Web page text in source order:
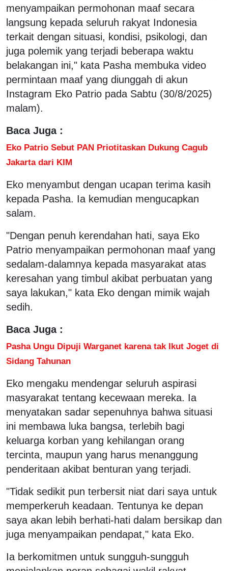
menyampaikan permohonan maaf secara
langsung kepada seluruh rakyat Indonesia
terkait dengan situasi, kondisi, psikologi, dan
juga polemik yang terjadi beberapa waktu
belakangan ini," kata Pasha membuka video
permintaan maaf yang diunggah di akun
Instagram Eko Patrio pada Sabtu (30/8/2025)
malam).
Baca Juga :
Eko Patrio Sebut PAN Priotitaskan Dukung Cagub
Jakarta dari KIM
Eko menyambut dengan ucapan terima kasih
kepada Pasha. Ia kemudian mengucapkan
salam.
"Dengan penuh kerendahan hati, saya Eko
Patrio menyampaikan permohonan maaf yang
sedalam-dalamnya kepada masyarakat atas
keresahan yang timbul akibat perbuatan yang
saya lakukan," kata Eko dengan mimik wajah
sedih.
Baca Juga :
Pasha Ungu Dipuji Warganet karena tak Ikut Joget di
Sidang Tahunan
Eko mengaku mendengar seluruh aspirasi
masyarakat tentang kecewaan mereka. Ia
menyatakan sadar sepenuhnya bahwa situasi
ini membawa luka bangsa, terlebih bagi
keluarga korban yang kehilangan orang
tercinta, maupun yang harus menanggung
penderitaan akibat benturan yang terjadi.
"Tidak sedikit pun terbersit niat dari saya untuk
memperkeruh keadaan. Tentunya ke depan
saya akan lebih berhati-hati dalam bersikap dan
juga menyampaikan pendapat," kata Eko.
Ia berkomitmen untuk sungguh-sungguh